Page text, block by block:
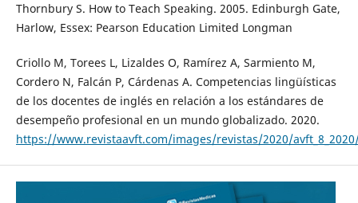
Thornbury S. How to Teach Speaking. 2005. Edinburgh Gate,
Harlow, Essex: Pearson Education Limited Longman
Criollo M, Torees L, Lizaldes O, Ramírez A, Sarmiento M,
Cordero N, Falcán P, Cárdenas A. Competencias lingüísticas
de los docentes de inglés en relación a los estándares de
desempeño profesional en un mundo globalizado. 2020.
https://www.revistaavft.com/images/revistas/2020/